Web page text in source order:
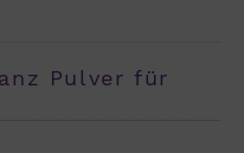
Pulver für